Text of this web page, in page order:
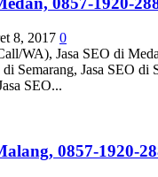
8, 2017 0
WA), Jasa SEO di
Semarang, Jasa SEO di
SEO...
0857-1920-